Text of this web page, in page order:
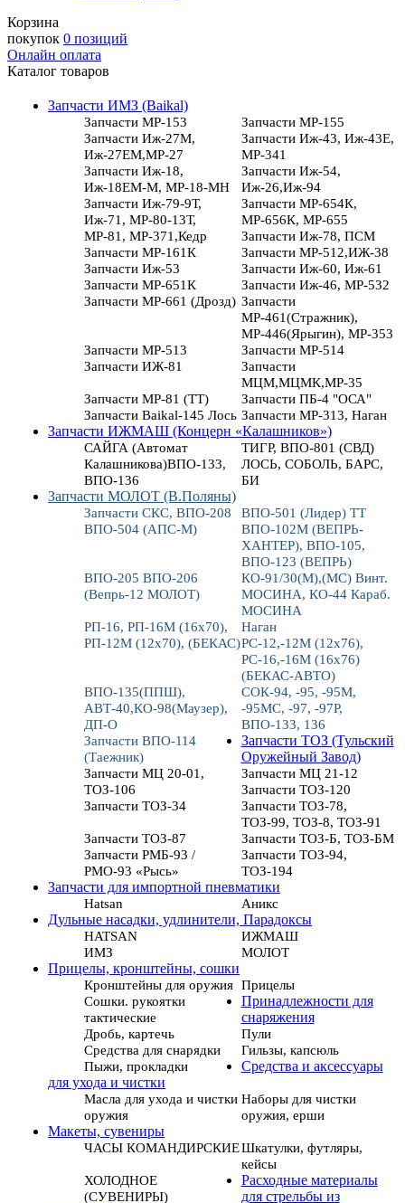
Корзина
покупок 0 позиций
Онлайн оплата
Каталог товаров
Запчасти ИМЗ (Baikal)
Запчасти МР-153
Запчасти МР-155
Запчасти Иж-27М,
Иж-27ЕМ,МР-27
Запчасти Иж-43, Иж-43Е,
МР-341
Запчасти Иж-18,
Иж-18ЕМ-М, МР-18-МН
Запчасти Иж-54,
Иж-26,Иж-94
Запчасти Иж-79-9Т,
Иж-71, МР-80-13Т,
МР-81, МР-371,Кедр
Запчасти МР-654К,
МР-656К, МР-655
Запчасти Иж-78, ПСМ
Запчасти МР-161К
Запчасти МР-512,ИЖ-38
Запчасти Иж-53
Запчасти Иж-60, Иж-61
Запчасти МР-651К
Запчасти Иж-46, МР-532
Запчасти МР-661 (Дрозд) Запчасти
МР-461(Стражник),
МР-446(Ярыгин), МР-353
Запчасти МР-513
Запчасти МР-514
Запчасти ИЖ-81
Запчасти
МЦМ,МЦМК,МР-35
Запчасти МР-81 (ТТ)
Запчасти ПБ-4 "ОСА"
Запчасти Baikal-145 Лось Запчасти МР-313, Наган
Запчасти ИЖМАШ (Концерн «Калашников»)
САЙГА (Автомат
Калашникова)ВПО-133,
ВПО-136
ТИГР, ВПО-801 (СВД)
ЛОСЬ, СОБОЛЬ, БАРС,
БИ
Запчасти МОЛОТ (В.Поляны)
Запчасти СКС, ВПО-208
ВПО-501 (Лидер) ТТ
ВПО-504 (АПС-М)
ВПО-102М (ВЕПРЬ-
ХАНТЕР), ВПО-105,
ВПО-123 (ВЕПРЬ)
ВПО-205 ВПО-206
(Вепрь-12 МОЛОТ)
КО-91/30(М),(МС) Винт.
МОСИНА, КО-44 Караб.
МОСИНА
РП-16, РП-16М (16х70),
РП-12М (12х70), (БЕКАС)
Наган
РС-12,-12М (12х76),
РС-16,-16М (16х76)
(БЕКАС-АВТО)
ВПО-135(ППШ),
АВТ-40,КО-98(Маузер),
ДП-О
СОК-94, -95, -95М,
-95МС, -97, -97Р,
ВПО-133, 136
Запчасти ВПО-114
(Таежник)
Запчасти ТОЗ (Тульский
Оружейный Завод)
Запчасти МЦ 20-01,
ТОЗ-106
Запчасти МЦ 21-12
Запчасти ТОЗ-120
Запчасти ТОЗ-34
Запчасти ТОЗ-78,
ТОЗ-99, ТОЗ-8, ТОЗ-91
Запчасти ТОЗ-87
Запчасти ТОЗ-Б, ТОЗ-БМ
Запчасти РМБ-93 /
РМО-93 «Рысь»
Запчасти ТОЗ-94,
ТОЗ-194
Запчасти для импортной пневматики
Hatsan
Аникс
Дульные насадки, удлинители, Парадоксы
HATSAN
ИЖМАШ
ИМЗ
МОЛОТ
Прицелы, кронштейны, сошки
Кронштейны для оружия Прицелы
Сошки. рукоятки
тактические
Принадлежности для
снаряжения
Дробь, картечь
Пули
Средства для снарядки
Гильзы, капсюль
Пыжи, прокладки
Средства и аксессуары
для ухода и чистки
Масла для ухода и чистки
оружия
Наборы для чистки
оружия, ерши
Макеты, сувениры
ЧАСЫ КОМАНДИРСКИЕШкатулки, футляры,
кейсы
ХОЛОДНОЕ
(СУВЕНИРЫ)
Расходные материалы
для стрельбы из